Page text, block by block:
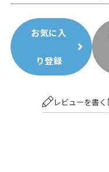
お気に入
り登録
レビューを書く